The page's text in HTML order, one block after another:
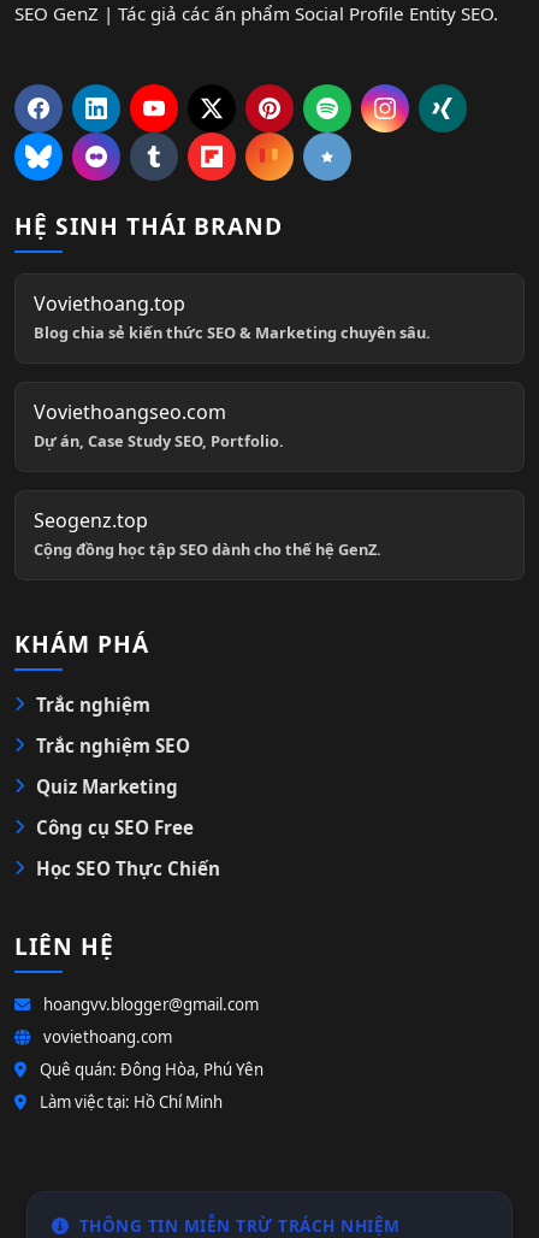
SEO GenZ | Tác giả các ấn phẩm Social Profile Entity SEO.
HỆ SINH THÁI BRAND
Voviethoang.top
Blog chia sẻ kiến thức SEO & Marketing chuyên sâu.
Voviethoangseo.com
Dự án, Case Study SEO, Portfolio.
Seogenz.top
Cộng đồng học tập SEO dành cho thế hệ GenZ.
KHÁM PHÁ
Trắc nghiệm
Trắc nghiệm SEO
Quiz Marketing
Công cụ SEO Free
Học SEO Thực Chiến
LIÊN HỆ
hoangvv.blogger@gmail.com
voviethoang.com
Quê quán: Đông Hòa, Phú Yên
Làm việc tại: Hồ Chí Minh
THÔNG TIN MIỄN TRỪ TRÁCH NHIỆM